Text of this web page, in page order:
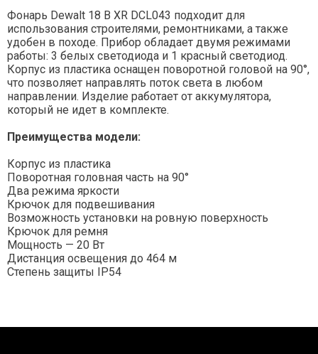
Фонарь Dewalt 18 В XR DCL043 подходит для
использования строителями, ремонтниками, а также
удобен в походе. Прибор обладает двумя режимами
работы: 3 белых светодиода и 1 красный светодиод.
Корпус из пластика оснащен поворотной головой на 90°,
что позволяет направлять поток света в любом
направлении. Изделие работает от аккумулятора,
который не идет в комплекте.
Преимущества модели:
Корпус из пластика
Поворотная головная часть на 90°
Два режима яркости
Крючок для подвешивания
Возможность установки на ровную поверхность
Крючок для ремня
Мощность — 20 Вт
Дистанция освещения до 464 м
Степень защиты IP54